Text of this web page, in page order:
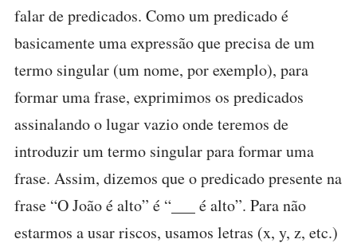
falar de predicados. Como um predicado é
basicamente uma expressão que precisa de um
termo singular (um nome, por exemplo), para
formar uma frase, exprimimos os predicados
assinalando o lugar vazio onde teremos de
introduzir um termo singular para formar uma
frase. Assim, dizemos que o predicado presente na
frase “O João é alto” é “___ é alto”. Para não
estarmos a usar riscos, usamos letras (x, y, z, etc.)